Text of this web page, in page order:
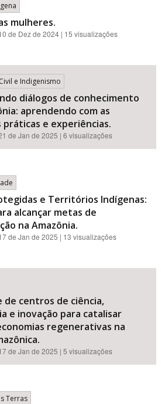
mulheres.
de Dez de 2024 | 15 visualizações
e Indigenismo
diálogos de conhecimento
aprendendo com as
práticas e experiências.
de Jan de 2025 | 6 visualizações
e Territórios Indígenas:
alcançar metas de
na Amazônia.
de Jan de 2025 | 13 visualizações
de centros de ciência,
e inovação para catalisar
regenerativas na
de Jan de 2025 | 5 visualizações
Terras